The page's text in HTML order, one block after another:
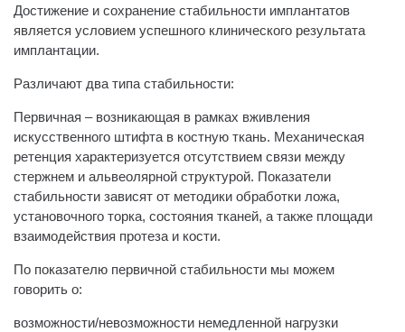
Достижение и сохранение стабильности имплантатов
является условием успешного клинического результата
имплантации.
Различают два типа стабильности:
Первичная – возникающая в рамках вживления
искусственного штифта в костную ткань. Механическая
ретенция характеризуется отсутствием связи между
стержнем и альвеолярной структурой. Показатели
стабильности зависят от методики обработки ложа,
установочного торка, состояния тканей, а также площади
взаимодействия протеза и кости.
По показателю первичной стабильности мы можем
говорить о:
возможности/невозможности немедленной нагрузки